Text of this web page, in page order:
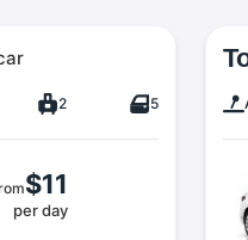
2 5
$11
per day